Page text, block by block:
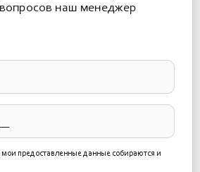
наш менеджер
мои предоставленные данные собираются и